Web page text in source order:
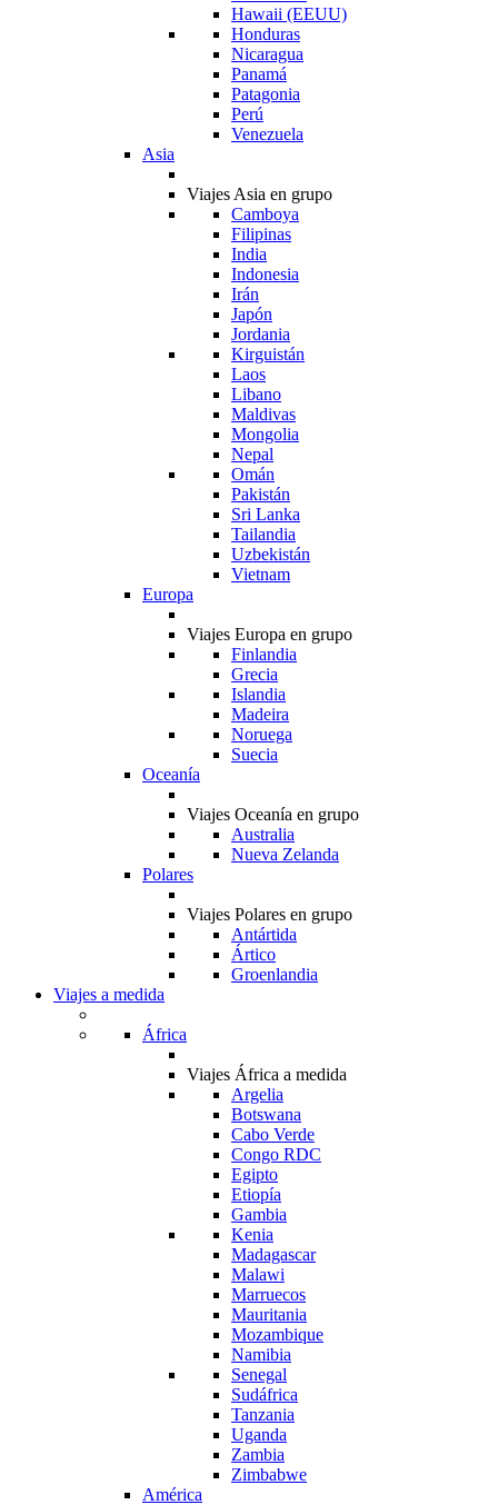
Hawaii (EEUU)
Honduras
Nicaragua
Panamá
Patagonia
Perú
Venezuela
Asia
Viajes Asia en grupo
Camboya
Filipinas
India
Indonesia
Irán
Japón
Jordania
Kirguistán
Laos
Libano
Maldivas
Mongolia
Nepal
Omán
Pakistán
Sri Lanka
Tailandia
Uzbekistán
Vietnam
Europa
Viajes Europa en grupo
Finlandia
Grecia
Islandia
Madeira
Noruega
Suecia
Oceanía
Viajes Oceanía en grupo
Australia
Nueva Zelanda
Polares
Viajes Polares en grupo
Antártida
Ártico
Groenlandia
Viajes a medida
África
Viajes África a medida
Argelia
Botswana
Cabo Verde
Congo RDC
Egipto
Etiopía
Gambia
Kenia
Madagascar
Malawi
Marruecos
Mauritania
Mozambique
Namibia
Senegal
Sudáfrica
Tanzania
Uganda
Zambia
Zimbabwe
América